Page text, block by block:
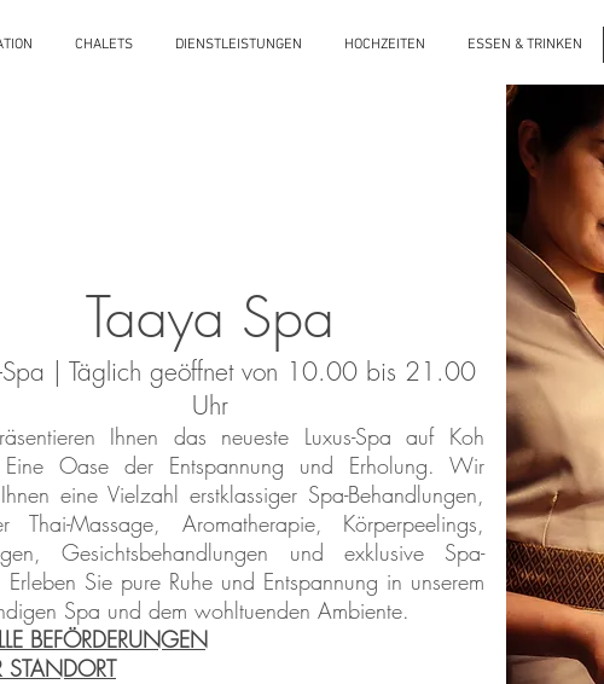
CHALETS DIENSTLEISTUNGEN HOCHZEITEN ESSEN & TRINKEN
Taaya Spa
Spa | Täglich geöffnet von 10.00 bis 21.00
Uhr
Ihnen das neueste Luxus-Spa auf Koh
Eine Oase der Entspannung und Erholung. Wir
eine Vielzahl erstklassiger Spa-Behandlungen,
Thai-Massage, Aromatherapie, Körperpeelings,
Gesichtsbehandlungen und exklusive Spa-
Erleben Sie pure Ruhe und Entspannung in unserem
Spa und dem wohltuenden Ambiente.
BEFÖRDERUNGEN
STANDORT